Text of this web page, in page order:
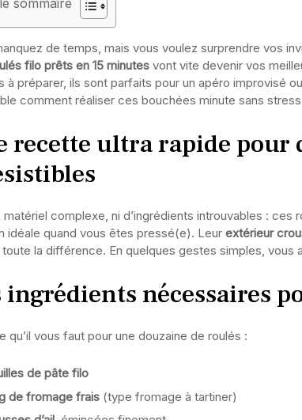
de temps, mais vous voulez surprendre vos
filo prêts en 15 minutes vont vite devenir vos
à préparer, ils sont parfaits pour un apéro improvisé
comment réaliser ces bouchées minute sans
recette ultra rapide pour
matériel complexe, ni d’ingrédients introuvables : ces
idéale quand vous êtes pressé(e). Leur extérieur
la différence. En quelques gestes simples, vous
ingrédients nécessaires
qu’il vous faut pour une douzaine de roulés :
de pâte filo
de fromage frais (type fromage à tartiner)